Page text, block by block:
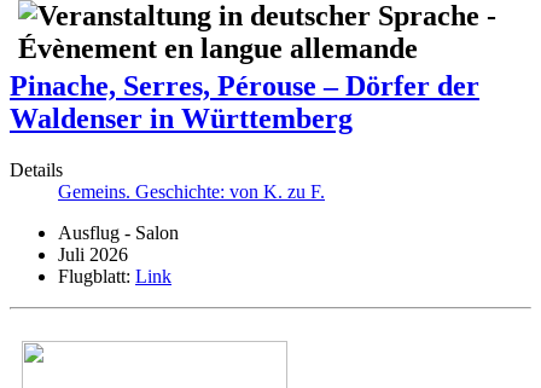
Pinache, Serres, Pérouse – Dörfer der
Waldenser in Württemberg
Details
Gemeins. Geschichte: von K. zu F.
Ausflug - Salon
Juli 2026
Flugblatt: Link